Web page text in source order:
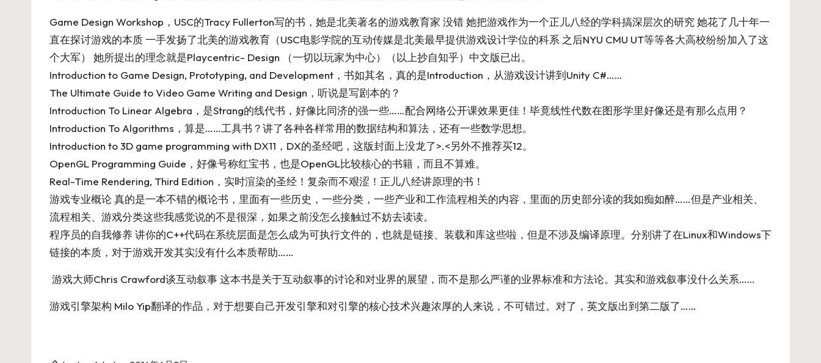
Game Design Workshop ，USC的Tracy Fullerton写的书，她是北美著名的游戏教育家 没错 她把游戏作为一个正儿八经的学科搞深层次的研究 她花了几十年一
直在探讨游戏的本质 一手发扬了北美的游戏教育（USC电影学院的互动传媒是北美最早提供游戏设计学位的科系 之后NYU CMU UT等等各大高校纷纷加入了这
个大军） 她所提出的理念就是Playcentric- Design （一切以玩家为中心）（以上抄自知乎）中文版已出。
Introduction to Game Design, Prototyping, and Development ，书如其名，真的是Introduction，从游戏设计讲到Unity C#……
The Ultimate Guide to Video Game Writing and Design ，听说是写剧本的？
Introduction To Linear Algebra ，是Strang的线代书，好像比同济的强一些……配合网络公开课效果更佳！毕竟线性代数在图形学里好像还是有那么点用？
Introduction To Algorithms ，算是……工具书？讲了各种各样常用的数据结构和算法，还有一些数学思想。
Introduction to 3D game programming with DX11 ，DX的圣经吧，这版封面上没龙了>.<另外不推荐买12。
OpenGL Programming Guide ，好像号称红宝书，也是OpenGL比较核心的书籍，而且不算难。
Real-Time Rendering, Third Edition ，实时渲染的圣经！复杂而不艰涩！正儿八经讲原理的书！
游戏专业概论 真的是一本不错的概论书，里面有一些历史，一些分类，一些产业和工作流程相关的内容，里面的历史部分读的我如痴如醉……但是产业相关、
流程相关、游戏分类这些我感觉说的不是很深，如果之前没怎么接触过不妨去读读。
程序员的自我修养 讲你的C++代码在系统层面是怎么成为可执行文件的，也就是链接、装载和库这些啦，但是不涉及编译原理。分别讲了在Linux和Windows下
链接的本质，对于游戏开发其实没有什么本质帮助……
游戏大师Chris Crawford谈互动叙事这本书是关于互动叙事的讨论和对业界的展望，而不是那么严谨的业界标准和方法论。其实和游戏叙事没什么关系……
游戏引擎架构 Milo Yip翻译的作品，对于想要自己开发引擎和对引擎的核心技术兴趣浓厚的人来说，不可错过。对了，英文版出到第二版了……